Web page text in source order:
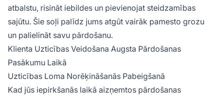
atbalstu, risināt iebildes un pievienojat steidzamības
sajūtu. Šie soļi palīdz jums atgūt vairāk pamesto grozu
un palielināt savu pārdošanu.
Klienta Uzticības Veidošana Augsta Pārdošanas
Pasākumu Laikā
Uzticības Loma Norēķināšanās Pabeigšanā
Kad jūs iepirkšanās laikā aizņemtos pārdošanas